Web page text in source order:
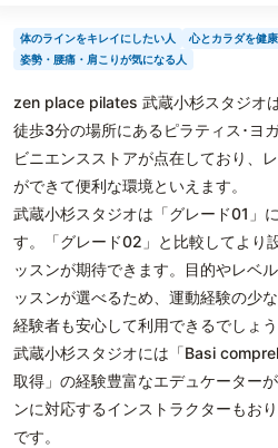
体のラインをキレイにしたい人
心とカラダを健
姿勢・腰痛・肩こりが気になる人
zen place pilates 武蔵小杉スタジオ
徒歩3分の場所にあるピラティス･ヨ
ビニエンスストアが点在しており、
ができて便利な環境といえます。
武蔵小杉スタジオは「グレード01」
す。「グレード02」と比較してより
ッスンが期待できます。目的やレベ
ッスンが選べるため、運動経験の少
経験者も安心して利用できるでしょう
武蔵小杉スタジオには「Basi
取得」の経験豊富なエデュケーター
ンに対応するインストラクターもお
です。